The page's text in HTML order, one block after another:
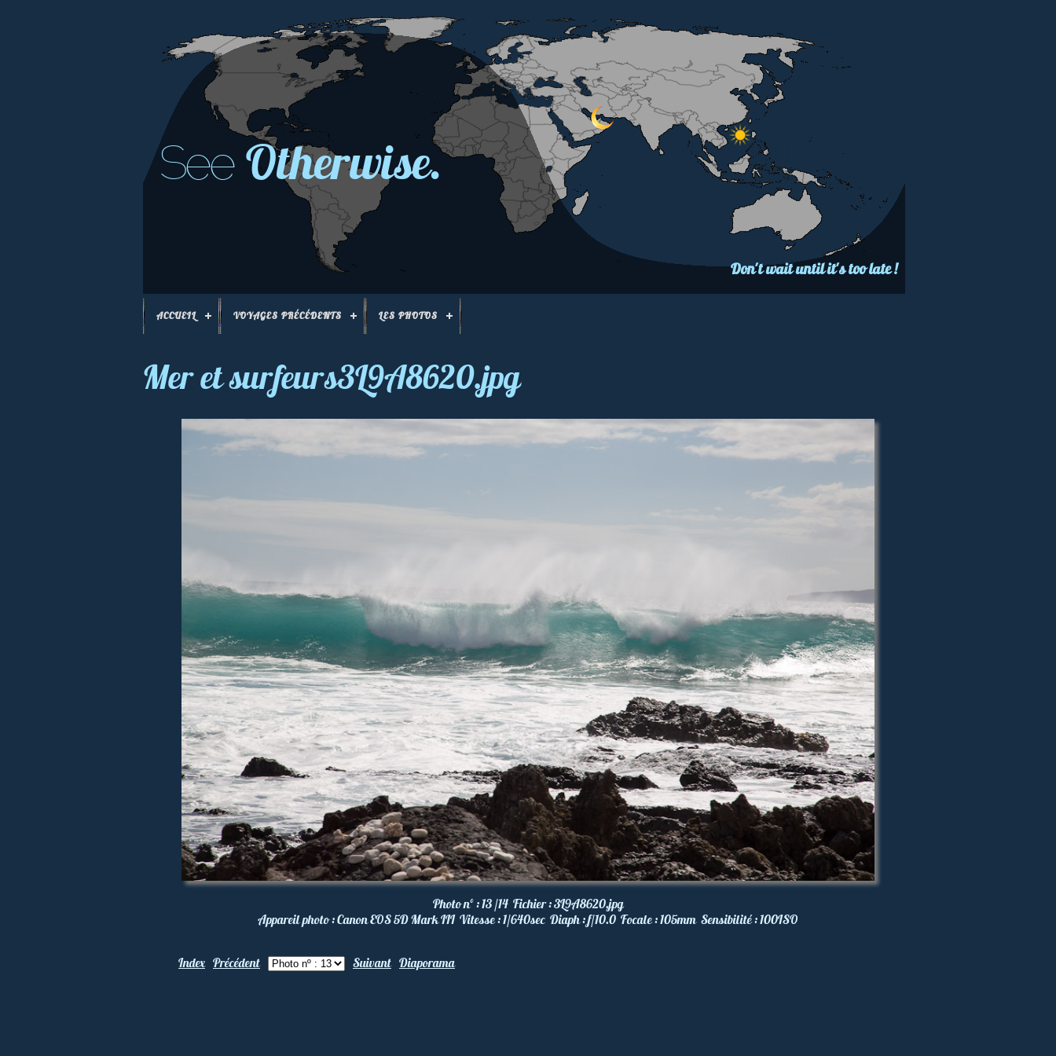
See Otherwise.
Don't wait until it's too late !
ACCUEIL VOYAGES PRÉCÉDENTS LES PHOTOS
Mer et surfeurs3L9A8620.jpg
Photo nº :13 /14 Fichier :3L9A8620.jpg
Appareil photo :Canon EOS 5D Mark III Vitesse :1/640sec Diaph :f/10.0 Focale :105mm Sensibilité :100ISO
Index Précédent Suivant Diaporama